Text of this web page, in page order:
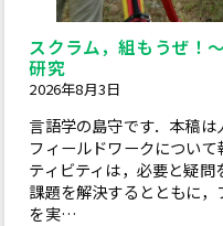
スクラム，組もうぜ！
研究
2026年8月3日
言語学の島守です．本稿
フィールドワークについ
ティビティは，必要と疑
課題を解決するとともに
を実…